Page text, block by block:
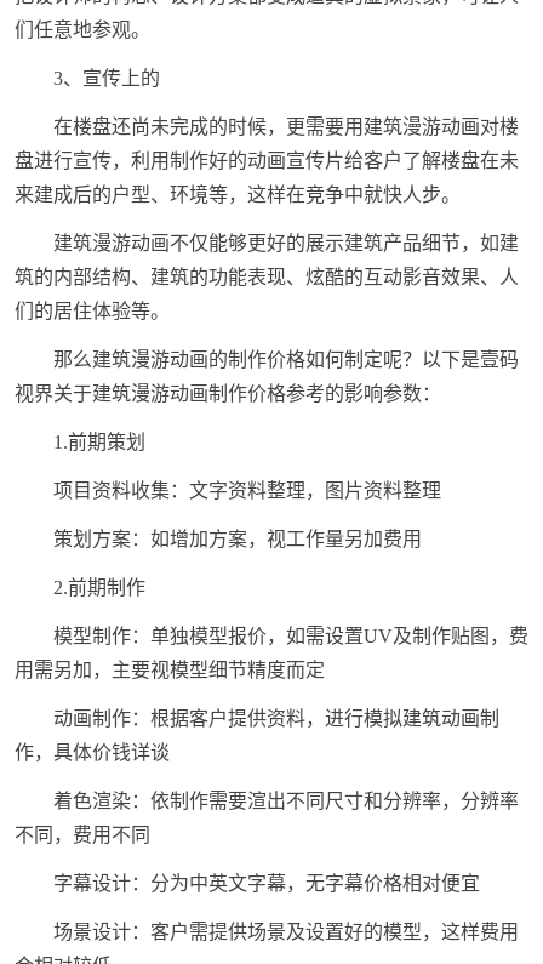
们任意地参观。
3、宣传上的
在楼盘还尚未完成的时候，更需要用建筑漫游动画对楼
盘进行宣传，利用制作好的动画宣传片给客户了解楼盘在未
来建成后的户型、环境等，这样在竞争中就快人步。
建筑漫游动画不仅能够更好的展示建筑产品细节，如建
筑的内部结构、建筑的功能表现、炫酷的互动影音效果、人
们的居住体验等。
那么建筑漫游动画的制作价格如何制定呢？以下是壹码
视界关于建筑漫游动画制作价格参考的影响参数：
1.前期策划
项目资料收集：文字资料整理，图片资料整理
策划方案：如增加方案，视工作量另加费用
2.前期制作
模型制作：单独模型报价，如需设置UV及制作贴图，费
用需另加，主要视模型细节精度而定
动画制作：根据客户提供资料，进行模拟建筑动画制
作，具体价钱详谈
着色渲染：依制作需要渲出不同尺寸和分辨率，分辨率
不同，费用不同
字幕设计：分为中英文字幕，无字幕价格相对便宜
场景设计：客户需提供场景及设置好的模型，这样费用